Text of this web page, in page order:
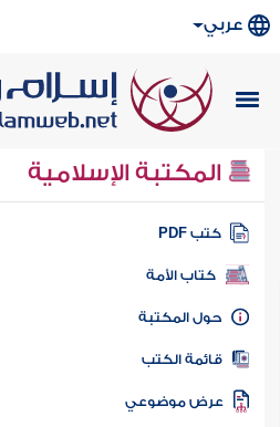
عربي
المكتبة الإسلامية
كتب PDF
كتاب الأمة
المكتبة
الكتب